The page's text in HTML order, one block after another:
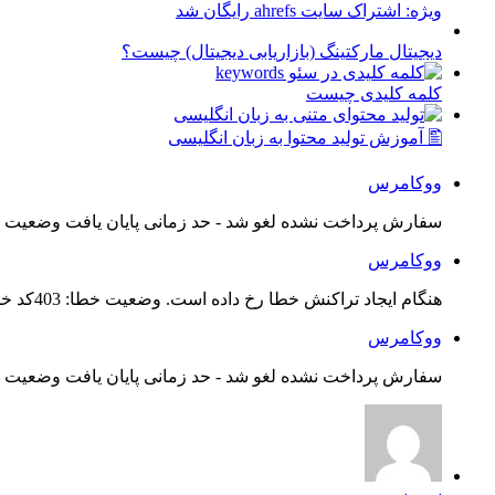
ویژه: اشتراک سایت ahrefs رایگان شد
دیجیتال مارکتینگ (بازاریابی دیجیتال) چیست؟
کلمه کلیدی چیست
🖺 آموزش تولید محتوا به زبان انگلیسی
ووکامرس
سفارش پرداخت نشده لغو شد - حد زمانی پایان یافت
ووکامرس
هنگام ایجاد تراکنش خطا رخ داده است. وضعیت خطا: 403کد خطا: 21...
ووکامرس
سفارش پرداخت نشده لغو شد - حد زمانی پایان یافت